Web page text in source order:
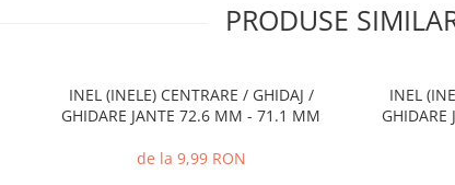
PRODUSE
INEL (INELE) CENTRARE / GHIDAJ /
GHIDARE JANTE 72.6 MM - 71.1 MM
de la 9,99 RON
INEL